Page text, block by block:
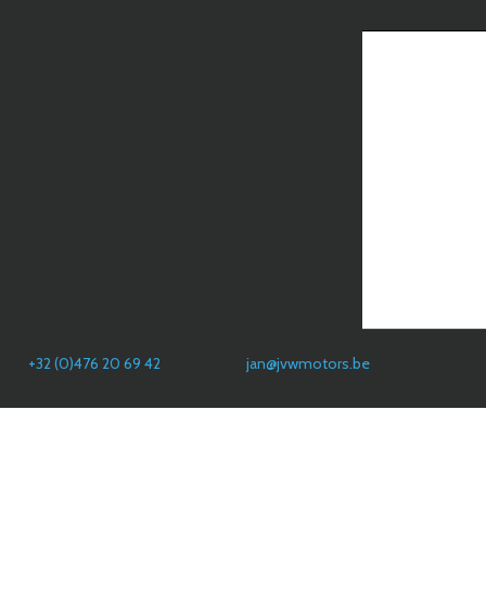
+32 (0)476 20 69 42 jan@jvwmotors.be